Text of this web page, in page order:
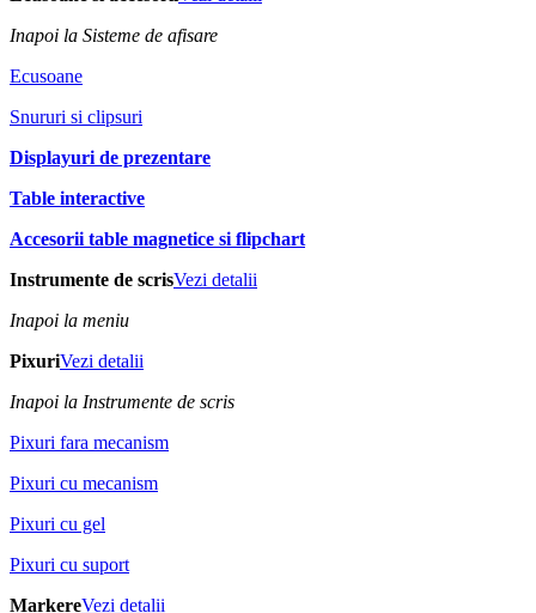
Inapoi la Sisteme de afisare
Ecusoane
Snururi si clipsuri
Displayuri de prezentare
Table interactive
Accesorii table magnetice si flipchart
Instrumente de scrisVezi detalii
Inapoi la meniu
PixuriVezi detalii
Inapoi la Instrumente de scris
Pixuri fara mecanism
Pixuri cu mecanism
Pixuri cu gel
Pixuri cu suport
MarkereVezi detalii